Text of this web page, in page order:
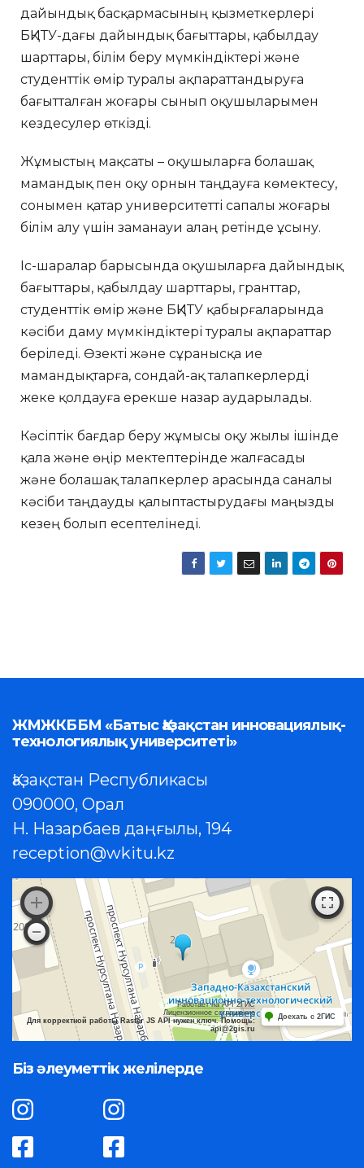
дайындық басқармасының қызметкерлері
БҚИТУ-дағы дайындық бағыттары, қабылдау
шарттары, білім беру мүмкіндіктері және
студенттік өмір туралы ақпараттандыруға
бағытталған жоғары сынып оқушыларымен
кездесулер өткізді.
Жұмыстың мақсаты – оқушыларға болашақ
мамандық пен оқу орнын таңдауға көмектесу,
сонымен қатар университетті сапалы жоғары
білім алу үшін заманауи алаң ретінде ұсыну.
Іс-шаралар барысында оқушыларға дайындық
бағыттары, қабылдау шарттары, гранттар,
студенттік өмір және БҚИТУ қабырғаларында
кәсіби даму мүмкіндіктері туралы ақпараттар
беріледі. Өзекті және сұранысқа ие
мамандықтарға, сондай-ақ талапкерлерді
жеке қолдауға ерекше назар аударылады.
Кәсіптік бағдар беру жұмысы оқу жылы ішінде
қала және өңір мектептерінде жалғасады
және болашақ талапкерлер арасында саналы
кәсіби таңдауды қалыптастырудағы маңызды
кезең болып есептелінеді.
ЖМЖКББМ «Батыс Қазақстан инновациялық-
технологиялық университеті»
Қазақстан Республикасы
090000, Орал
Н. Назарбаев даңғылы, 194
reception@wkitu.kz
Работает на API 2ГИС
Лицензионное соглашение
Для корректной работы Raster JS API нужен ключ. Помощь:
api@2gis.ru
Доехать с 2ГИС
Біз әлеуметтік желілерде